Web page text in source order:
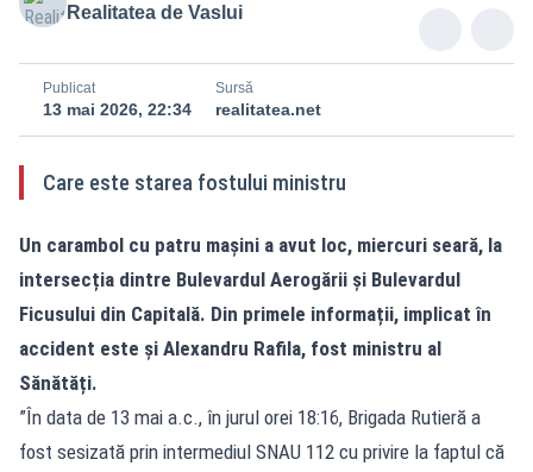
Realitatea de Vaslui
Publicat
13 mai 2026, 22:34
Sursă
realitatea.net
Care este starea fostului ministru
Un carambol cu patru mașini a avut loc, miercuri seară, la
intersecția dintre Bulevardul Aerogării și Bulevardul
Ficusului din Capitală. Din primele informații, implicat în
accident este și Alexandru Rafila, fost ministru al
Sănătăți.
”În data de 13 mai a.c., în jurul orei 18:16, Brigada Rutieră a
fost sesizată prin intermediul SNAU 112 cu privire la faptul că